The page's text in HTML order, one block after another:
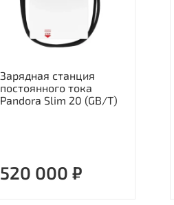
Зарядная станция
постоянного тока
Pandora Slim 20 (GB/T)
520 000 ₽